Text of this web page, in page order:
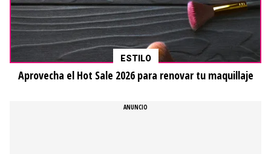
ESTILO
Aprovecha el Hot Sale 2026 para renovar tu maquillaje